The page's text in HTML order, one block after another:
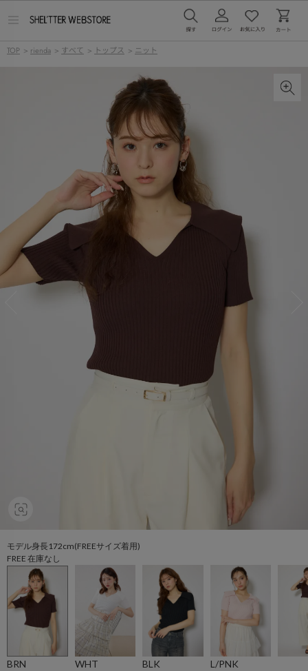
ー
TOP > rienda > すべて > トップス > ニット
モデル身長172cm(FREEサイズ着用)
FREE 在庫なし
BRN WHT BLK L/PNK